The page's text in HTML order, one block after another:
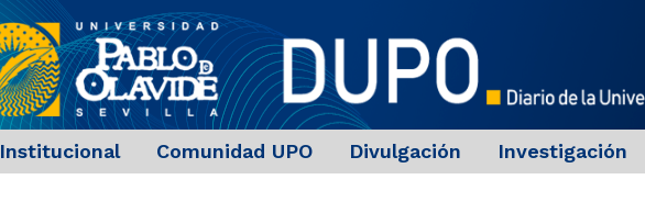
Institucional Comunidad UPO Divulgación Investigación